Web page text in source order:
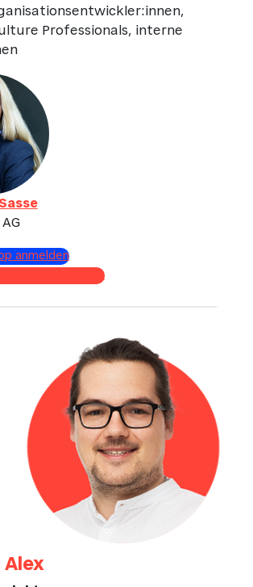
Professionals, interne
anmelden
Übersicht
Alex